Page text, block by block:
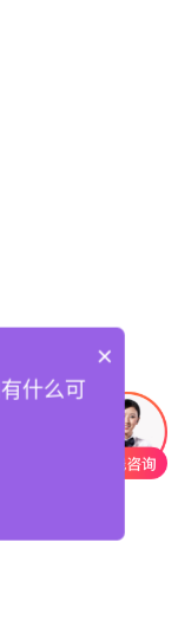
×
什么可